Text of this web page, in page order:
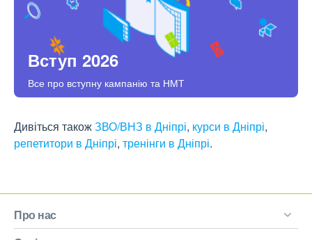
Вступ 2026
Все про вступну кампанію та НМТ
Дивіться такожЗВО/ВНЗ в Дніпрі, курси в Дніпрі,
репетитори в Дніпрі, тренінги в Дніпрі.
Про нас